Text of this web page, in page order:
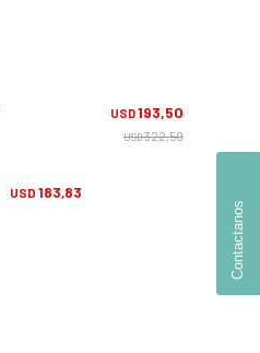
USD193,50
USD322,50
USD 183,83
Contactanos